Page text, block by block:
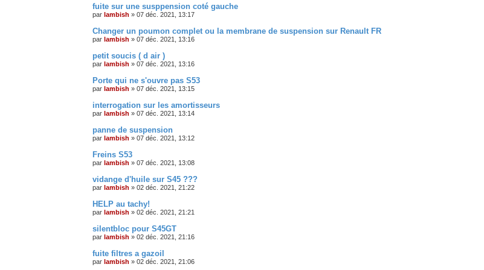
fuite sur une susppension coté gauche
par lambish » 07 déc. 2021, 13:17
Changer un poumon complet ou la membrane de suspension sur Renault FR
par lambish » 07 déc. 2021, 13:16
petit soucis ( d air )
par lambish » 07 déc. 2021, 13:16
Porte qui ne s'ouvre pas S53
par lambish » 07 déc. 2021, 13:15
interrogation sur les amortisseurs
par lambish » 07 déc. 2021, 13:14
panne de suspension
par lambish » 07 déc. 2021, 13:12
Freins S53
par lambish » 07 déc. 2021, 13:08
vidange d'huile sur S45 ???
par lambish » 02 déc. 2021, 21:22
HELP au tachy!
par lambish » 02 déc. 2021, 21:21
silentbloc pour S45GT
par lambish » 02 déc. 2021, 21:16
fuite filtres a gazoil
par lambish » 02 déc. 2021, 21:06